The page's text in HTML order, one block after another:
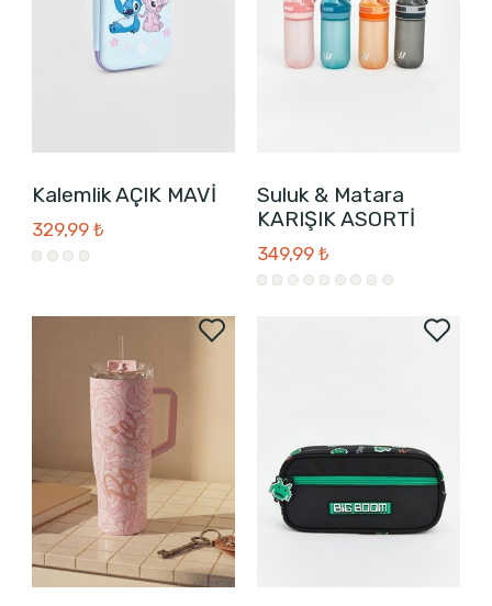
Kalemlik AÇIK MAVİ
329,99 ₺
Suluk & Matara
KARIŞIK ASORTİ
349,99 ₺